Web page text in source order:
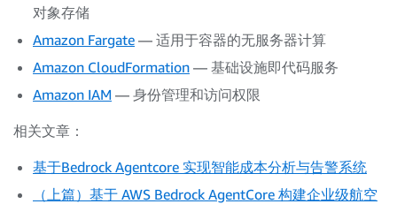
对象存储
Amazon Fargate — 适用于容器的无服务器计算
Amazon CloudFormation — 基础设施即代码服务
Amazon IAM — 身份管理和访问权限
相关文章：
基于Bedrock Agentcore 实现智能成本分析与告警系统
（上篇）基于 AWS Bedrock AgentCore 构建企业级航空